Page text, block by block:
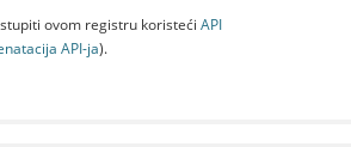
ovom registru koristeći API
API-jа).